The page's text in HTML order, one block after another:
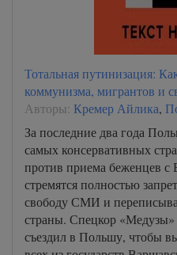
Тотальная путинизация:
коммунизма, мигрантов и
Авторы: Кремер Айлика,
За последние два года
самых консервативных
против приема беженцев с
стремятся полностью
свободу СМИ и
страны. Спецкор
съездил в Польшу, чтобы